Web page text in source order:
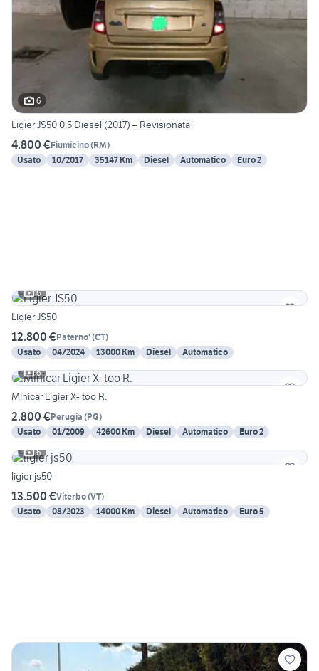
6
Ligier JS50 0.5 Diesel (2017) – Revisionata
4.800 €Fiumicino(RM)
Usato
10/2017 35147 Km Diesel Automatico Euro 2
6
Ligier JS50
12.800 €Paterno' (CT)
Usato
04/2024 13000 Km Diesel
Automatico
6
Minicar Ligier X- too R.
2.800 €Perugia (PG)
Usato
01/2009 42600 Km Diesel Automatico
Euro 2
6
ligier js50
13.500 €Viterbo(VT)
Usato
08/2023 14000 Km Diesel Automatico Euro 5